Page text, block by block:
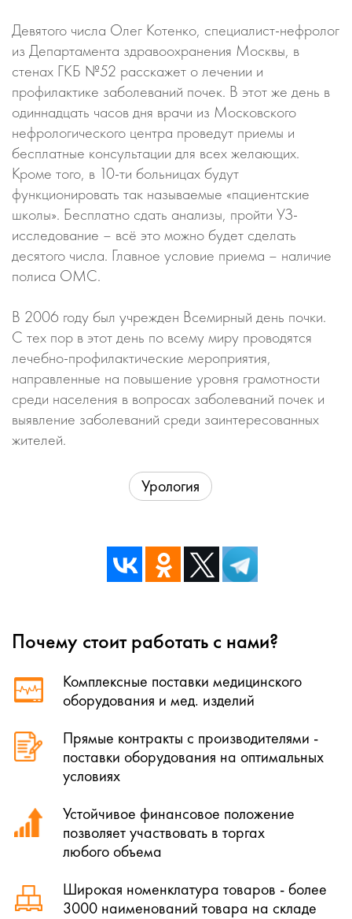
Девятого числа Олег Котенко, специалист-нефролог
из Департамента здравоохранения Москвы, в
стенах ГКБ №52 расскажет о лечении и
профилактике заболеваний почек. В этот же день в
одиннадцать часов дня врачи из Московского
нефрологического центра проведут приемы и
бесплатные консультации для всех желающих.
Кроме того, в 10-ти больницах будут
функционировать так называемые «пациентские
школы». Бесплатно сдать анализы, пройти УЗ-
исследование – всё это можно будет сделать
десятого числа. Главное условие приема – наличие
полиса ОМС.
В 2006 году был учрежден Всемирный день почки.
С тех пор в этот день по всему миру проводятся
лечебно-профилактические мероприятия,
направленные на повышение уровня грамотности
среди населения в вопросах заболеваний почек и
выявление заболеваний среди заинтересованных
жителей.
Урология
Почему стоит работать с нами?
Комплексные поставки медицинского
оборудования и мед. изделий
Прямые контракты с производителями -
поставки оборудования на оптимальных
условиях
Устойчивое финансовое положение
позволяет участвовать в торгах
любого объема
Широкая номенклатура товаров - более
3000 наименований товара на складе